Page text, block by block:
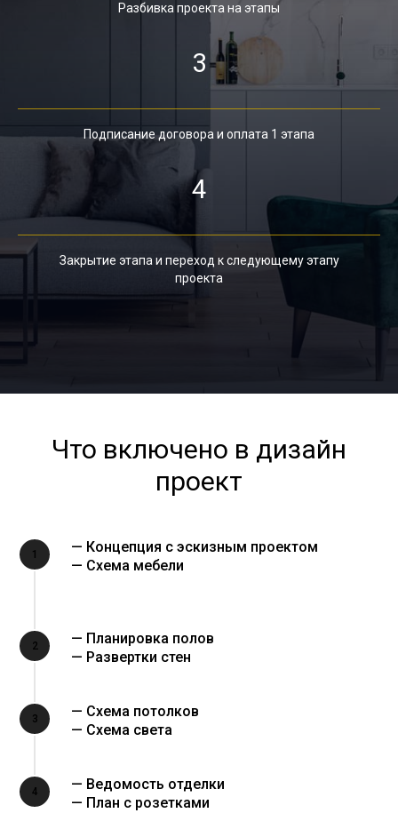
Разбивка проекта на этапы
3
Подписание договора и оплата 1 этапа
4
Закрытие этапа и переход к следующему этапу
проекта
Что включено в дизайн
проект
1
— Концепция с эскизным проектом
— Схема мебели
2
— Планировка полов
— Развертки стен
3
— Схема потолков
— Схема света
4
— Ведомость отделки
— План с розетками